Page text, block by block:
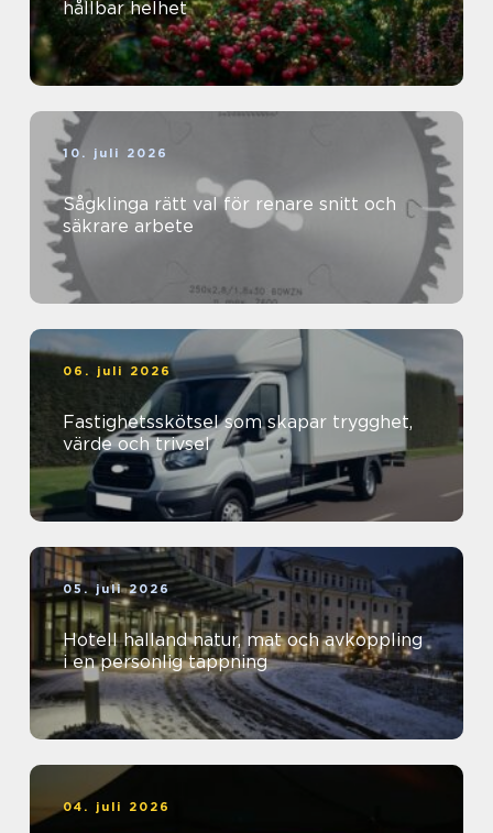
hållbar helhet
10. juli 2026
Sågklinga rätt val för renare snitt och
säkrare arbete
06. juli 2026
Fastighetsskötsel som skapar trygghet,
värde och trivsel
05. juli 2026
Hotell halland natur, mat och avkoppling
i en personlig tappning
04. juli 2026